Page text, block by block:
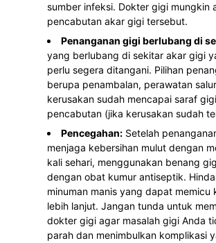
sumber infeksi. Dokter gigi mungkin
pencabutan akar gigi tersebut.
Penanganan gigi berlubang di
yang berlubang di sekitar akar gigi
perlu segera ditangani. Pilihan
berupa penambalan, perawatan
kerusakan sudah mencapai saraf
pencabutan (jika kerusakan sudah
Pencegahan: Setelah
menjaga kebersihan mulut dengan
kali sehari, menggunakan benang
dengan obat kumur antiseptik.
minuman manis yang dapat memicu
lebih lanjut. Jangan tunda untuk
dokter gigi agar masalah gigi Anda
parah dan menimbulkan komplikasi